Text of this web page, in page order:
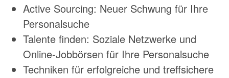
Active Sourcing: Neuer Schwung für Ihre
Personalsuche
Talente finden: Soziale Netzwerke und
Online-Jobbörsen für Ihre Personalsuche
Techniken für erfolgreiche und treffsichere